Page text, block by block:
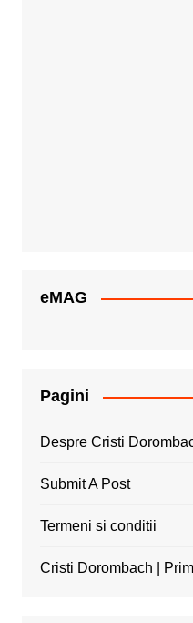
eMAG
Pagini
Despre Cristi
Submit A Post
Termeni si conditii
Cristi Dorombach |